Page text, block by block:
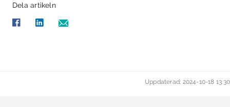
Dela artikeln
Uppdaterad: 2024-10-18 13:30